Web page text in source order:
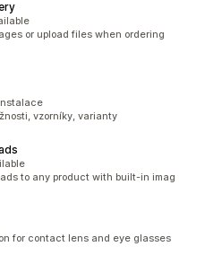
or upload files when ordering
vzorníky, varianty
to any product with built-in imag
for contact lens and eye glasses